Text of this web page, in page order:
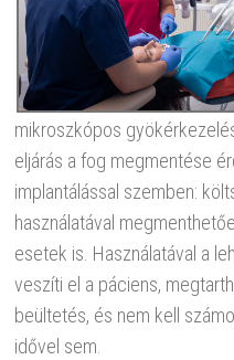
mikroszkópos
eljárás a fog megmentése
implantálással szemben:
használatával
esetek is. Használatával a
veszíti el a páciens,
beültetés, és nem kell
idővel sem.